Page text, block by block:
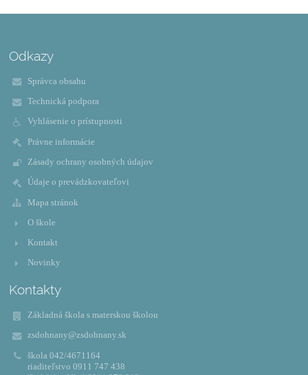
Odkazy
Správca obsahu
Technická podpora
Vyhlásenie o prístupnosti
Právne informácie
Zásady ochrany osobných údajov
Údaje o prevádzkovateľovi
Mapa stránok
O škole
Kontakt
Novinky
Kontakty
Základná škola s materskou školou
zsdohnany@zsdohnany.sk
škola 042/4671164
riaditeľstvo 0911 747 438